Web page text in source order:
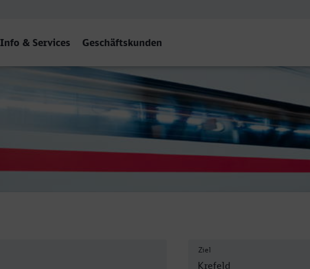
Info & Services Geschäftskunden
Ziel